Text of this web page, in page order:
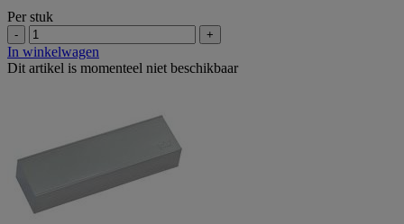
Per stuk
- +
In winkelwagen
Dit artikel is momenteel niet beschikbaar